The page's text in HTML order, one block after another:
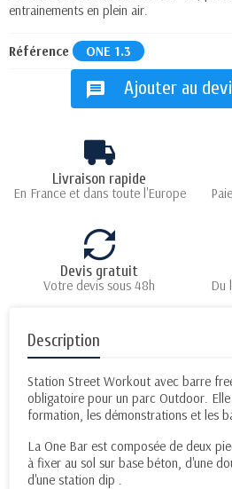
entrainements en plein air.
Référence ONE 1.3
message Ajouter au
Livraison rapide
En France et dans toute l'Europe
Devis gratuit
Votre devis sous 48h Du
Description
Station Street Workout avec barre
obligatoire pour un parc Outdoor.
formation, les démonstrations et les
La One Bar est composée de deux
à fixer au sol sur base béton, d'une
d'une station dip .